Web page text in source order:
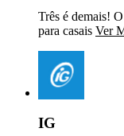
Três é demais!
para casais Ver
IG